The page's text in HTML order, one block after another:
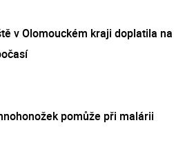
v Olomouckém kraji doplatila na
pomůže při malárii